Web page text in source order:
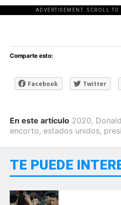
ADVERTISEMENT. SCROLL
[adsforwp
Comparte esto:
Facebook Twitter
En este artículo 2020,
encorto, estados unidos,
TE PUEDE